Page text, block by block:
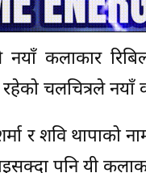
नयाँ कलाकार
चलचित्रले नयाँ
र शवि
पनि यी